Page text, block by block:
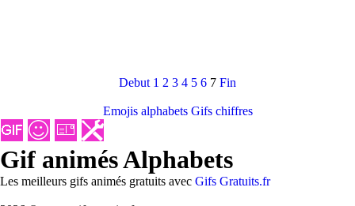
Debut 1 2 3 4 5 6 7 Fin
Emojis alphabets Gifs chiffres
Gif animés Alphabets
Les meilleurs gifs animés gratuits avec Gifs Gratuits.fr